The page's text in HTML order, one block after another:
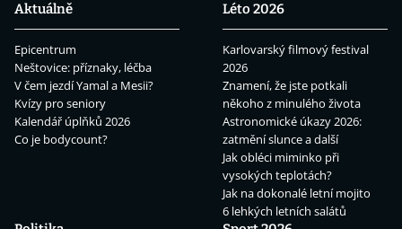
Aktuálně
Epicentrum
Neštovice: příznaky, léčba
V čem jezdí Yamal a Mesii?
Kvízy pro seniory
Kalendář úplňků 2026
Co je bodycount?
Léto 2026
Karlovarský filmový festival
2026
Znamení, že jste potkali
někoho z minulého života
Astronomické úkazy 2026:
zatmění slunce a další
Jak obléci miminko při
vysokých teplotách?
Jak na dokonalé letní mojito
6 lehkých letních salátů